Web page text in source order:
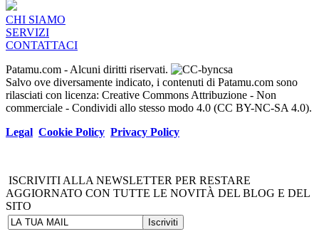
CHI SIAMO
SERVIZI
CONTATTACI
Patamu.com - Alcuni diritti riservati.
Salvo ove diversamente indicato, i contenuti di Patamu.com sono
rilasciati con licenza: Creative Commons Attribuzione - Non
commerciale - Condividi allo stesso modo 4.0 (CC BY-NC-SA 4.0).
Legal Cookie Policy Privacy Policy
ISCRIVITI ALLA NEWSLETTER PER RESTARE
AGGIORNATO CON TUTTE LE NOVITÀ DEL BLOG E DEL
SITO